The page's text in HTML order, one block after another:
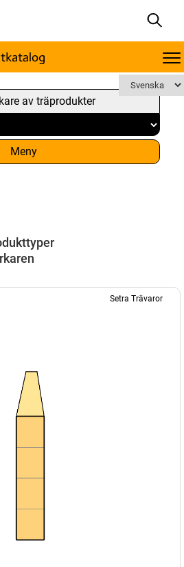
av träprodukter
Meny
Setra Trävaror